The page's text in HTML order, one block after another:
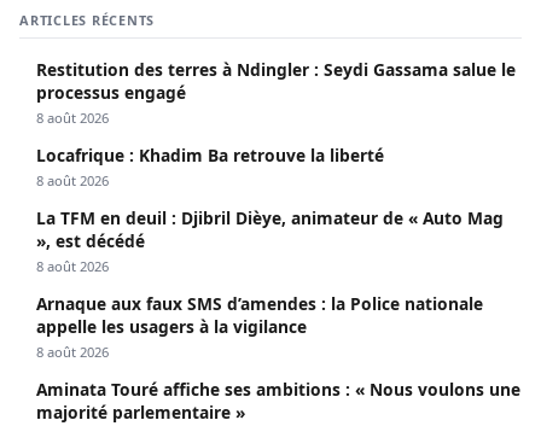
ARTICLES RÉCENTS
Restitution des terres à Ndingler : Seydi Gassama salue le
processus engagé
8 août 2026
Locafrique : Khadim Ba retrouve la liberté
8 août 2026
La TFM en deuil : Djibril Dièye, animateur de « Auto Mag
», est décédé
8 août 2026
Arnaque aux faux SMS d’amendes : la Police nationale
appelle les usagers à la vigilance
8 août 2026
Aminata Touré affiche ses ambitions : « Nous voulons une
majorité parlementaire »